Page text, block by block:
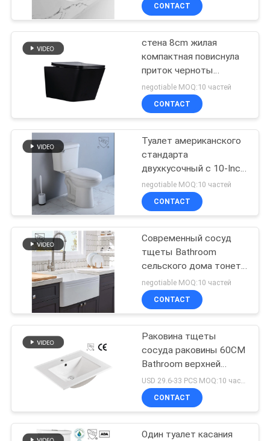
КАЧЕСТВА
СВЯЖИТЕСЬ
НОВОСТИ
СЛУЧАИ
КАРТА
САЙТА
PRIVACY
POLICY
Цельный
обойденный
туалет
20
Двойной полный
цельный туалет
Цельный
вытянутый туалет
20
CONTACT
стена 8cm жилая
компактная повиснула
приток черноты
туалета для гостиницы
квадрата стены 2x4
negotiable MOQ:10 частей
CONTACT
Туалет американского
стандарта
двухкусочный с 10-Inch
Груб-в топить сифона
negotiable MOQ:10 частей
CONTACT
Современный сосуд
тщеты Bathroom
сельского дома тонет
анти- удар выплеска -
устойчивый
negotiable MOQ:10 частей
CONTACT
Раковина тщеты
сосуда раковины 60CM
Bathroom верхней
части тщеты фарфора
керамическая белая
CONTACT
Один туалет касания